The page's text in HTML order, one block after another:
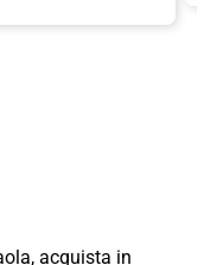
acquista in